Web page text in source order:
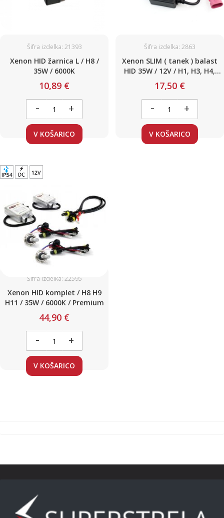
Šifra izdelka: 21393
Xenon HID žarnica L / H8 /
35W / 6000K
10,89 €
- +
V KOŠARICO
Šifra izdelka: 2863
Xenon SLIM ( tanek ) balast
HID 35W / 12V / H1, H3, H4,
H7, H1-H7, H7R, HB3, HB4,
H11, H13 (D2S*, D2R*, D4C*,
D4R*, D4S*)
17,50 €
- +
V KOŠARICO
Šifra izdelka: 22595
Xenon HID komplet / H8 H9
H11 / 35W / 6000K / Premium
44,90 €
- +
V KOŠARICO